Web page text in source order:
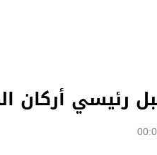
رئيسي أركان